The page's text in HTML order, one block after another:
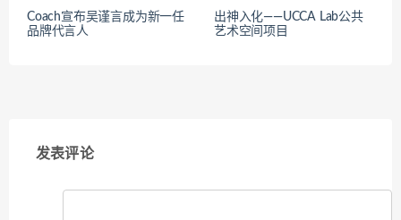
Coach宣布吴谨言成为新一任
品牌代言人
出神入化——UCCA Lab公共
艺术空间项目
发表评论